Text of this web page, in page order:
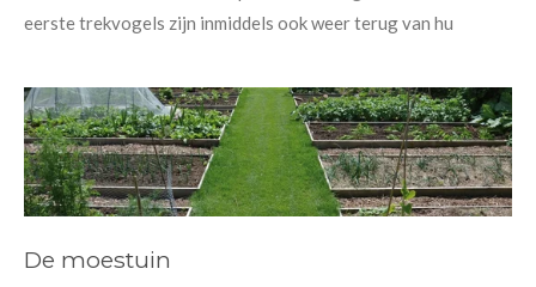
eerste trekvogels zijn inmiddels ook weer terug van hu
De moestuin